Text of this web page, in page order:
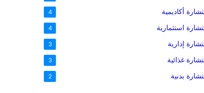
أكاديمية 4
استثمارية 4
إدارية 3
غذائية 3
بدنية 2